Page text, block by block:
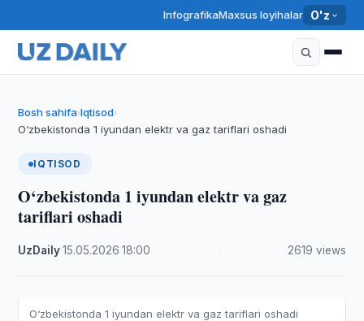
InfografikaMaxsus loyihalar O'z
Bosh sahifa›Iqtisod›
O‘zbekistonda 1 iyundan elektr va gaz tariflari oshadi
IQTISOD
O‘zbekistonda 1 iyundan elektr va gaz
tariflari oshadi
UzDaily·15.05.2026 ·18:00 2619 views
O‘zbekistonda 1 iyundan elektr va gaz tariflari oshadi